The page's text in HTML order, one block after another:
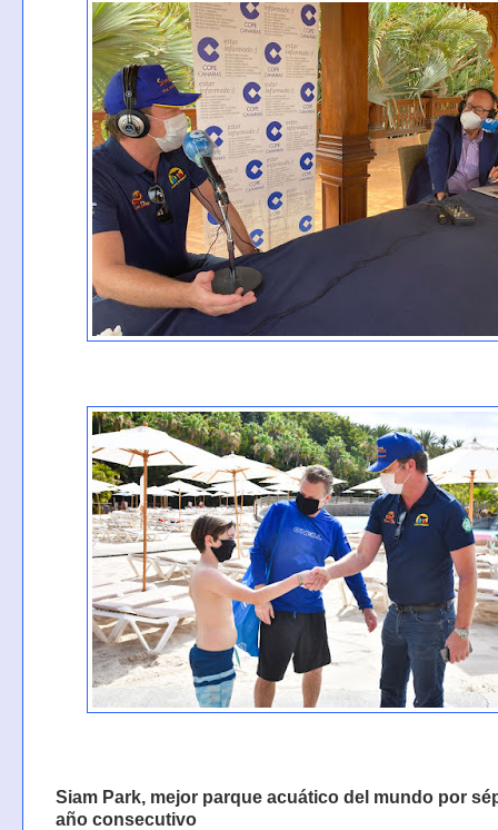
Siam Park, mejor parque acuático del mundo por
año consecutivo